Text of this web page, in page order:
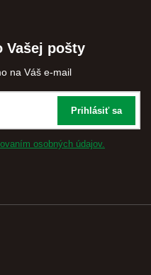
Vašej pošty
na Váš e-mail
Prihlásiť sa
osobných údajov.